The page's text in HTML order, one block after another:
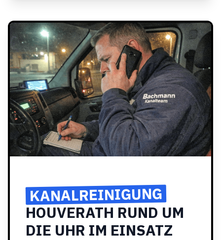
KANALREINIGUNG
HOUVERATH RUND UM
DIE UHR IM EINSATZ